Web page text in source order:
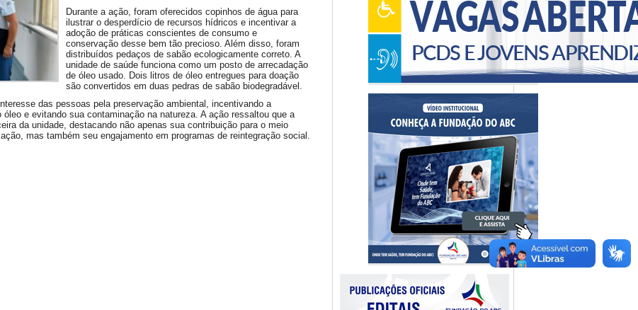
Durante a ação, foram oferecidos copinhos de água para
ilustrar o desperdício de recursos hídricos e incentivar a
adoção de práticas conscientes de consumo e
conservação desse bem tão precioso. Além disso, foram
distribuídos pedaços de sabão ecologicamente correto. A
unidade de saúde funciona como um posto de arrecadação
de óleo usado. Dois litros de óleo entregues para doação
são convertidos em duas pedras de sabão biodegradável.
das pessoas pela preservação ambiental, incentivando a
e evitando sua contaminação na natureza. A ação ressaltou que a
da unidade, destacando não apenas sua contribuição para o meio
mas também seu engajamento em programas de reintegração social.